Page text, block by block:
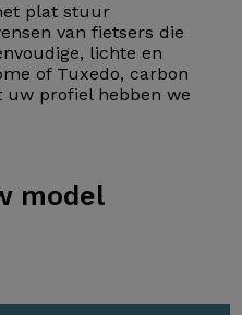
plat stuur
van fietsers die
lichte en
of Tuxedo, carbon
uw profiel hebben we
model